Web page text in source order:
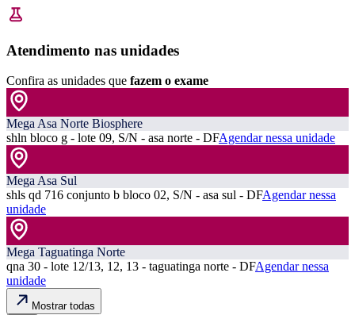
Atendimento nas unidades
Confira as unidades que fazem o exame
Mega Asa Norte Biosphere
shln bloco g - lote 09, S/N - asa norte - DFAgendar nessa unidade
Mega Asa Sul
shls qd 716 conjunto b bloco 02, S/N - asa sul - DFAgendar nessa
unidade
Mega Taguatinga Norte
qna 30 - lote 12/13, 12, 13 - taguatinga norte - DFAgendar nessa
unidade
Mostrar todas